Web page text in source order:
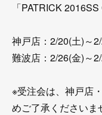
「PATRICK
神戸店：2/20(土)～
難波店：2/26(金)～
※受注会は、神戸店
めご了承くださいま